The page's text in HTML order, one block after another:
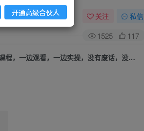
关注 私信
1525 117
（6375期）闲鱼开店，三天实操核心课程，一边观看，一边实操，没有废话，没有套路
开通高级合伙人